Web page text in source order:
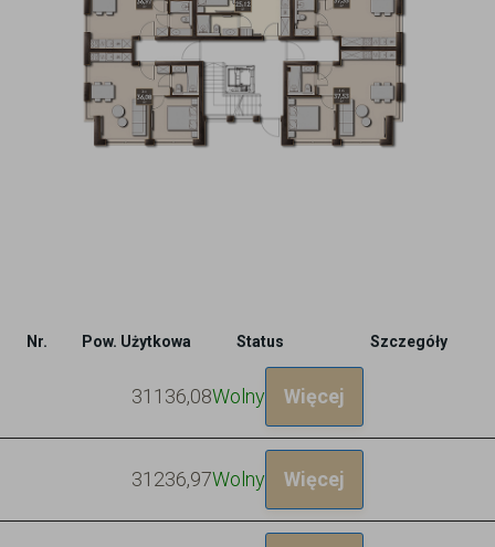
Nr. Pow. Użytkowa Status Szczegóły
311 36,08Wolny Więcej
31236,97Wolny Więcej